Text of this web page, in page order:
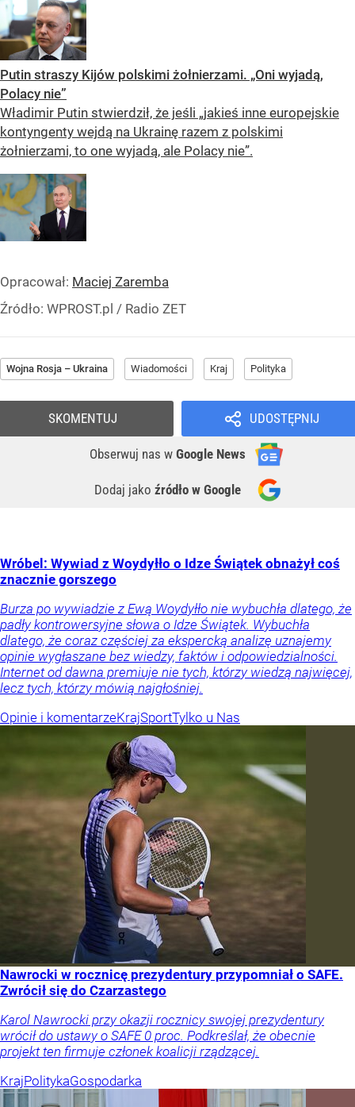
Putin straszy Kijów polskimi żołnierzami. „Oni wyjadą,
Polacy nie”
Władimir Putin stwierdził, że jeśli „jakieś inne europejskie
kontyngenty wejdą na Ukrainę razem z polskimi
żołnierzami, to one wyjadą, ale Polacy nie”.
Opracował: Maciej Zaremba
Źródło: WPROST.pl / Radio ZET
Wojna Rosja – Ukraina Wiadomości Kraj Polityka
UDOSTĘPNIJ
Obserwuj nas w Google News
Dodaj jako źródło w Google
SKOMENTUJ
Wróbel: Wywiad z Woydyłło o Idze Świątek obnażył coś
znacznie gorszego
Burza po wywiadzie z Ewą Woydyłło nie wybuchła dlatego, że
padły kontrowersyjne słowa o Idze Świątek. Wybuchła
dlatego, że coraz częściej za ekspercką analizę uznajemy
opinie wygłaszane bez wiedzy, faktów i odpowiedzialności.
Internet od dawna premiuje nie tych, którzy wiedzą najwięcej,
lecz tych, którzy mówią najgłośniej.
Opinie i komentarzeKrajSportTylko u Nas
Nawrocki w rocznicę prezydentury przypomniał o SAFE.
Zwrócił się do Czarzastego
Karol Nawrocki przy okazji rocznicy swojej prezydentury
wrócił do ustawy o SAFE 0 proc. Podkreślał, że obecnie
projekt ten firmuje członek koalicji rządzącej.
KrajPolitykaGospodarka